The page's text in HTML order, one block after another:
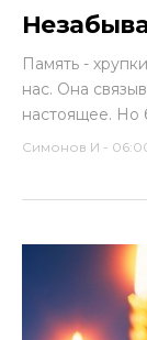
Память -
нас. Она
настоящее. Но
Симонов И -